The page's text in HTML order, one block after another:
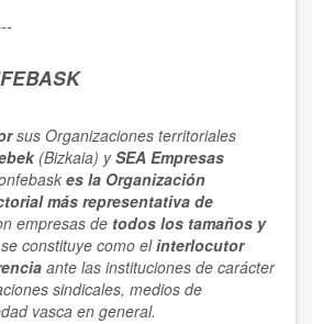
sus Organizaciones territoriales
(Bizkaia) ySEA Empresas
es la Organización
más representativa de
empresas de todos los tamaños y
constituye como elinterlocutor
ante las instituciones de carácter
sindicales, medios de
vasca en general.